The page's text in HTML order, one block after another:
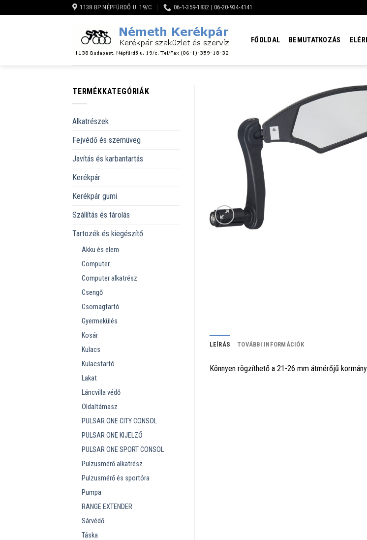
to
1138 BP NÉPFÜRDŐ U. 19/C 06-1-359-1832 | 06-20-934-4141
FŐOLDAL BEMUTATKOZÁS
TERMÉKKATEGÓRIÁK
Alkatrészek
Fejvédő és szemüveg
Javítás és karbantartás
Kerékpár
Kerékpár gumi
Szállítás és tárolás
Tartozék és kiegészítő
Akku és elem
Computer
Computer alkatrész
Csengő
Csomagtartó
Gyermekülés
Kosár
Kulacs
Kulacstartó
Lakat
Láncvilla védő
Oldaltámasz
PULSAR ONE CITY CONSOL
PULSAR ONE KIJELZŐ
PULSAR ONE SPORT CONSOL
Pulzusmérő alkatrész
Pulzusmérő és sportóra
Pumpa
RANGE EXTENDER
Sárvédő
Táska
LEÍRÁS TOVÁBBI INFORMÁCIÓK
Könnyen rögzíthető a 21-26 mm átmérőjű